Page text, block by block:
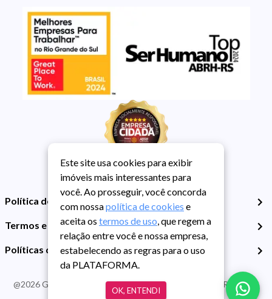
Política de Privacidade
Termos e Condições de Uso
Políticas de Cookies
@2026Guarida Imóvel. Todos os direitos reservados. CRECI RS -
413J | CNPJ Guarida: 89.398.606/0001-30
Este site usa cookies para exibir
imóveis mais interessantes para
você. Ao prosseguir, você concorda
com nossapolítica de cookies e
aceita os termos de uso, que regem a
relação entre você e nossa empresa,
estabelecendo as regras para o uso
da PLATAFORMA.
OK, ENTENDI